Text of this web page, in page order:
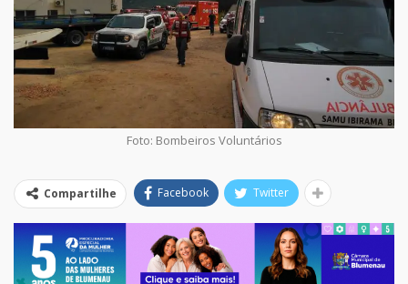
Foto: Bombeiros Voluntários
Compartilhe Facebook Twitter